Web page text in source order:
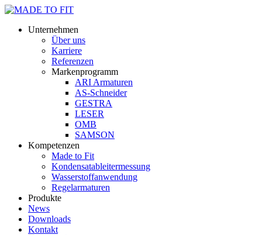
Unternehmen
Über uns
Karriere
Referenzen
Markenprogramm
ARI Armaturen
AS-Schneider
GESTRA
LESER
OMB
SAMSON
Kompetenzen
Made to Fit
Kondensat­ableiter­messung
Wasserstoff­anwendung
Regel­arma­turen
Produkte
News
Downloads
Kontakt